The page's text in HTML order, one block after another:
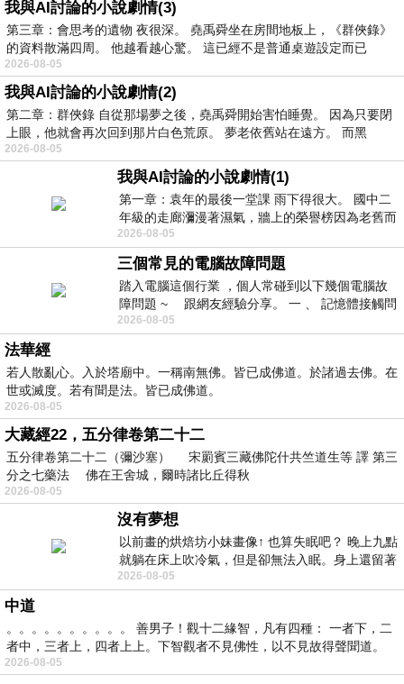
我與AI討論的小說劇情(3)
第三章：會思考的遺物 夜很深。 堯禹舜坐在房間地板上，《群俠錄》
的資料散滿四周。 他越看越心驚。 這已經不是普通桌遊設定而已
2026-08-05
我與AI討論的小說劇情(2)
第二章：群俠錄 自從那場夢之後，堯禹舜開始害怕睡覺。 因為只要閉
上眼，他就會再次回到那片白色荒原。 夢老依舊站在遠方。 而黑
2026-08-05
我與AI討論的小說劇情(1)
第一章：袁年的最後一堂課 雨下得很大。 國中二
年級的走廊瀰漫著濕氣，牆上的榮譽榜因為老舊而
微微捲起。 堯禹舜站在辦公室外，手
2026-08-05
三個常見的電腦故障問題
踏入電腦這個行業 ，個人常碰到以下幾個電腦故
障問題 ~ 跟網友經驗分享。 一 、 記憶體接觸問
題 : 記憶體即
2026-08-05
法華經
若人散亂心。入於塔廟中。一稱南無佛。皆已成佛道。於諸過去佛。在
世或滅度。若有聞是法。皆已成佛道。
2026-08-05
大藏經22，五分律卷第二十二
五分律卷第二十二（彌沙塞） 宋罽賓三藏佛陀什共竺道生等 譯 第三
分之七藥法 佛在王舍城，爾時諸比丘得秋
2026-08-05
沒有夢想
以前畫的烘焙坊小妹畫像↑ 也算失眠吧？ 晚上九點
就躺在床上吹冷氣，但是卻無法入眠。身上還留著
四點多跑的六公里的疲
2026-08-05
中道
。。。。。。。。。。 善男子！觀十二緣智，凡有四種： 一者下，二
者中，三者上，四者上上。下智觀者不見佛性，以不見故得聲聞道。
2026-08-05